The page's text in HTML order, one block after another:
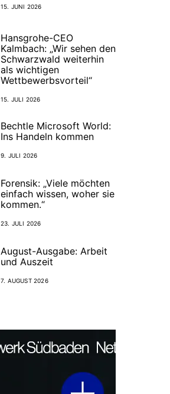
15. JUNI 2026
Hansgrohe-CEO
Kalmbach: „Wir sehen den
Schwarzwald weiterhin
als wichtigen
Wettbewerbsvorteil“
15. JULI 2026
Bechtle Microsoft World:
Ins Handeln kommen
9. JULI 2026
Forensik: „Viele möchten
einfach wissen, woher sie
kommen.“
23. JULI 2026
August-Ausgabe: Arbeit
und Auszeit
7. AUGUST 2026